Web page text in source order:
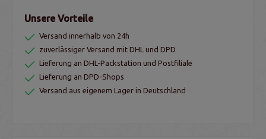
Unsere Vorteile
Versand innerhalb von 24h
zuverlässiger Versand mit DHL und DPD
Lieferung an DHL-Packstation und Postfiliale
Lieferung an DPD-Shops
Versand aus eigenem Lager in Deutschland